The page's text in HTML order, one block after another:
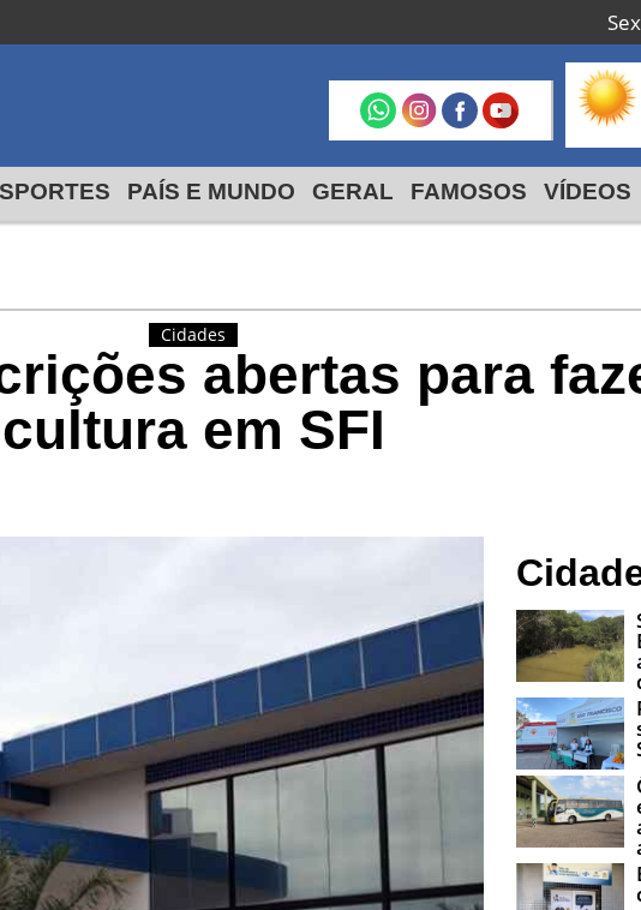
Itabapoana
max
19º
min
PAÍS E MUNDO GERAL FAMOSOS VÍDEOS
Cidades
abertas para
cultura em SFI